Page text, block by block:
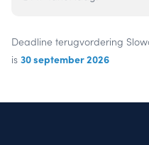
Deadline terugvordering
is 30 september 2026